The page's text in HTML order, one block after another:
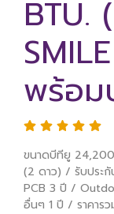
BTU.
พร้อม
ขนาดบีทียู
(2 ดาว) / รับประ
PCB 3 ปี /
อื่นๆ 1 ปี / ราคาร